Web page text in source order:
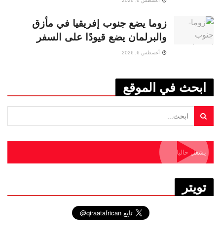
زوما يضع جنوب إفريقيا في مأزق
والبرلمان يضع قيودًا على السفر
أغسطس 6, 2026
ابحث في الموقع
يشغل حاليا
تويتر